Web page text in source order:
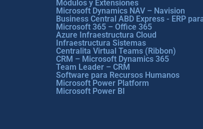
Módulos y Extensiones
Microsoft Dynamics NAV – Navision
Business Central ABD Express - ERP
Microsoft 365 – Office 365
Azure Infraestructura Cloud
Infraestructura Sistemas
Centralita Virtual Teams (Ribbon)
CRM – Microsoft Dynamics 365
Team Leader – CRM
Software para Recursos Humanos
Microsoft Power Platform
Microsoft Power BI